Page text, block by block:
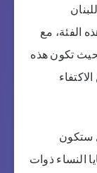
الفئة، مع
تكون هذه
ستكون
النساء ذوات